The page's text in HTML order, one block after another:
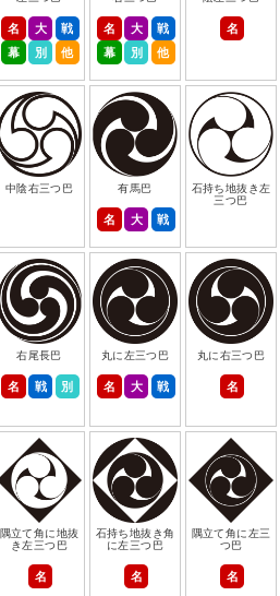
名 大
戦
幕
別 他
名 大
戦
幕
別 他
名
中陰右三つ巴 有馬巴
名 大 戦
石持ち地抜き左
三つ巴
右尾長巴
名 戦 別
丸に左三つ巴
名 大 戦
丸に右三つ巴
名
隅立て角に地抜
き左三つ巴
名
石持ち地抜き角
に左三つ巴
名
隅立て角に左三
つ巴
名